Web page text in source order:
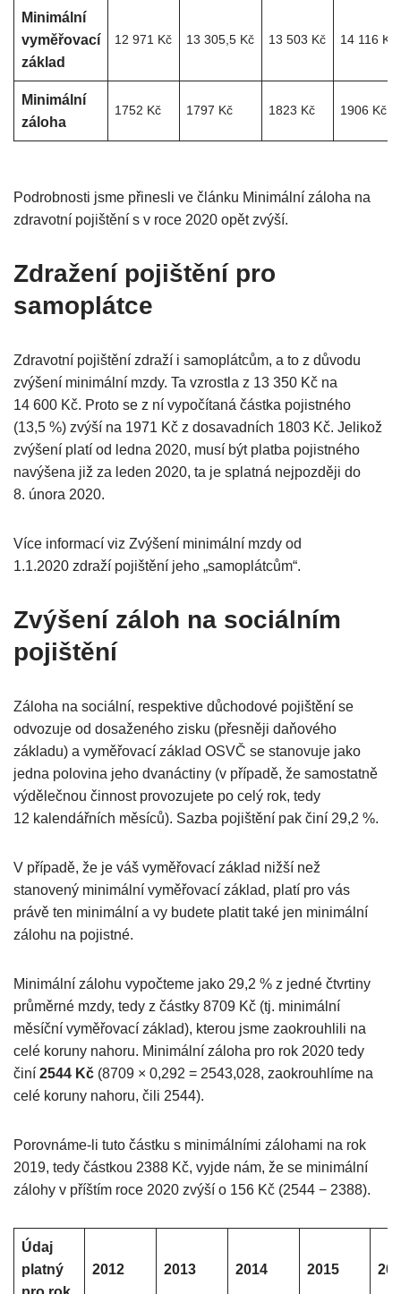
Minimální
vyměřovací
základ
12 971 Kč 13 305,5 Kč 13 503 Kč 14 116 Kč
Minimální
záloha
1752 Kč 1797 Kč 1823 Kč 1906 Kč
Podrobnosti jsme přinesli ve článku Minimální záloha na
zdravotní pojištění s v roce 2020 opět zvýší.
Zdražení pojištění pro
samoplátce
Zdravotní pojištění zdraží i samoplátcům, a to z důvodu
zvýšení minimální mzdy. Ta vzrostla z 13 350 Kč na
14 600 Kč. Proto se z ní vypočítaná částka pojistného
(13,5 %) zvýší na 1971 Kč z dosavadních 1803 Kč. Jelikož
zvýšení platí od ledna 2020, musí být platba pojistného
navýšena již za leden 2020, ta je splatná nejpozději do
8. února 2020.
Více informací viz Zvýšení minimální mzdy od
1.1.2020 zdraží pojištění jeho „samoplátcům“.
Zvýšení záloh na sociálním
pojištění
Záloha na sociální, respektive důchodové pojištění se
odvozuje od dosaženého zisku (přesněji daňového
základu) a vyměřovací základ OSVČ se stanovuje jako
jedna polovina jeho dvanáctiny (v případě, že samostatně
výdělečnou činnost provozujete po celý rok, tedy
12 kalendářních měsíců). Sazba pojištění pak činí 29,2 %.
V případě, že je váš vyměřovací základ nižší než
stanovený minimální vyměřovací základ, platí pro vás
právě ten minimální a vy budete platit také jen minimální
zálohu na pojistné.
Minimální zálohu vypočteme jako 29,2 % z jedné čtvrtiny
průměrné mzdy, tedy z částky 8709 Kč (tj. minimální
měsíční vyměřovací základ), kterou jsme zaokrouhlili na
celé koruny nahoru. Minimální záloha pro rok 2020 tedy
činí 2544 Kč (8709 × 0,292 = 2543,028, zaokrouhlíme na
celé koruny nahoru, čili 2544).
Porovnáme-li tuto částku s minimálními zálohami na rok
2019, tedy částkou 2388 Kč, vyjde nám, že se minimální
zálohy v příštím roce 2020 zvýší o 156 Kč (2544 − 2388).
Údaj
platný
2012 2013 2014 2015